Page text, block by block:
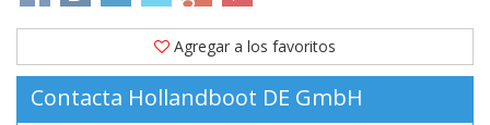
Agregar a los favoritos
Contacta Hollandboot DE GmbH